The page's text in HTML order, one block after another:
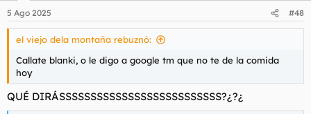
e
s
5 Ago 2025 #48
el viejo dela montaña rebuznó:
Callate blanki, o le digo a google tm que no te de la comida
hoy
QUÉ DIRÁSSSSSSSSSSSSSSSSSSSSSSSSSS?¿?¿